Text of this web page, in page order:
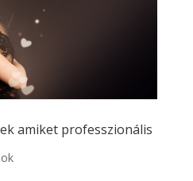
amiket professzionális